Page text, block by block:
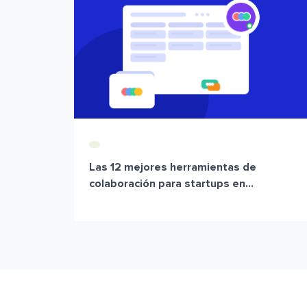
Las 12 mejores herramientas de
colaboración para startups en...